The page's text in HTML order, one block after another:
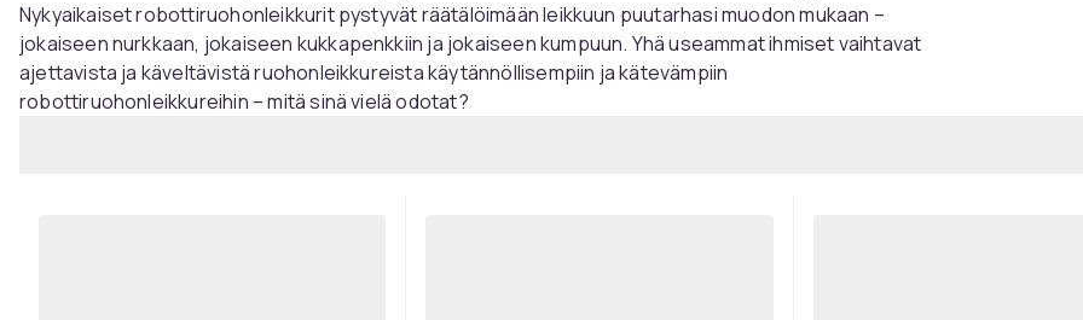
Nykyaikaiset robottiruohonleikkurit pystyvät räätälöimään leikkuun puutarhasi muodon mukaan –
jokaiseen nurkkaan, jokaiseen kukkapenkkiin ja jokaiseen kumpuun. Yhä useammat ihmiset vaihtavat
ajettavista ja käveltävistä ruohonleikkureista käytännöllisempiin ja kätevämpiin
robottiruohonleikkureihin – mitä sinä vielä odotat?